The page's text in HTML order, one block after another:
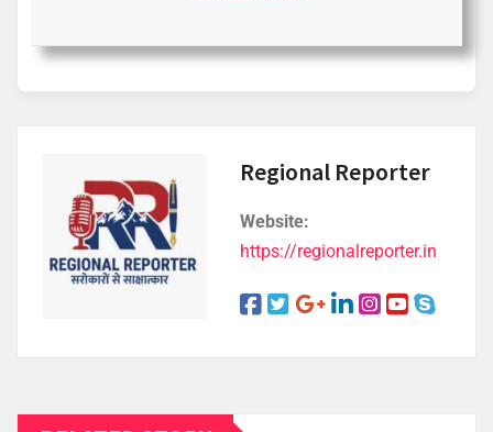
Regional Reporter
Website:
https://regionalreporter.in